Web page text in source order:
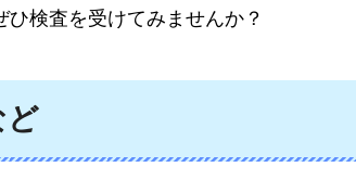
検査を受けてみませんか？
ど